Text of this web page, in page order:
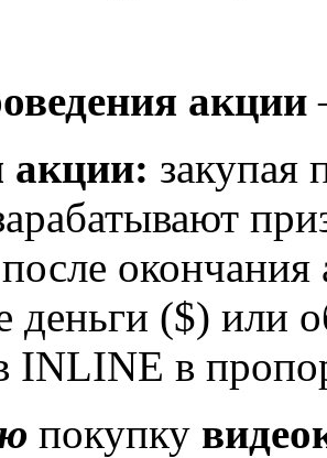
акции
акции: закупая
деньги ($) или
INLINE в
покупку